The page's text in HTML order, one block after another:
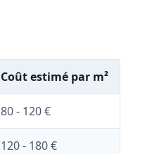
Coût estimé par m²
80 - 120 €
120 - 180 €